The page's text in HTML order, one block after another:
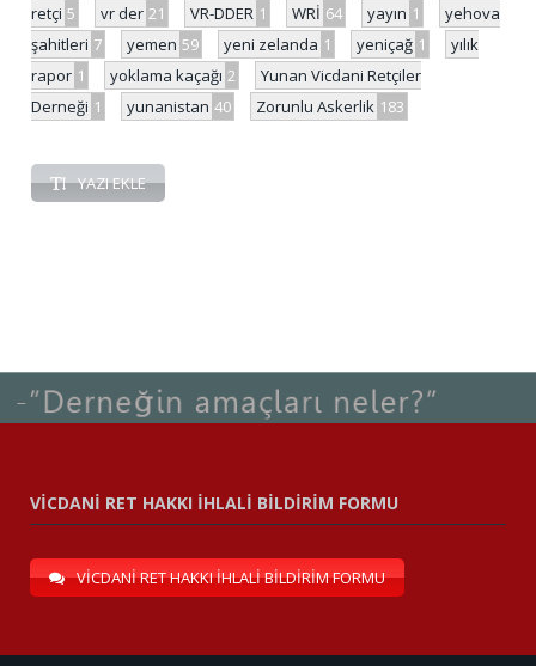
retçi 5 vr der 21 VR-DDER 1 WRİ 64 yayın 1
yehova
şahitleri 7 yemen 59 yeni zelanda 1 yeniçağ 1
yılık
rapor 1 yoklama kaçağı 2
Yunan Vicdani Retçiler
Derneği 1 yunanistan 40 Zorunlu Askerlik 183
YAZI EKLE
VİCDANİ RET HAKKI İHLALİ BİLDİRİM FORMU
VİCDANİ RET HAKKI İHLALİ BİLDİRİM FORMU